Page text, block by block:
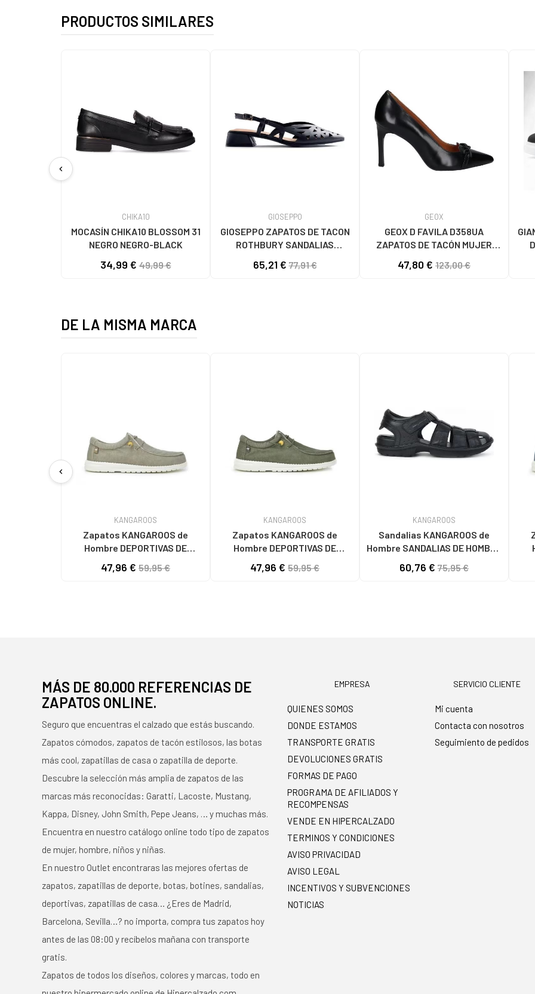
PRODUCTOS SIMILARES
chevron_left
CHIKA10
MOCASÍN CHIKA10 BLOSSOM 31
NEGRO NEGRO-BLACK
34,99 €49,99 €
GIOSEPPO
GIOSEPPO ZAPATOS DE TACON
ROTHBURY SANDALIAS
65,21 €77,91 €
GEOX
GEOX D FAVILA D358UA
ZAPATOS DE TACÓN MUJER
47,80 € 123,00 €
DE LA MISMA MARCA
chevron_left
KANGAROOS
Zapatos KANGAROOS de
Hombre DEPORTIVAS DE
TAUPE
47,96 € 59,95 €
KANGAROOS
Zapatos KANGAROOS de
Hombre DEPORTIVAS DE
KAKI
47,96 € 59,95 €
KANGAROOS
Sandalias KANGAROOS de
Hombre SANDALIAS DE HOMBRE
60,76 € 75,95 €
MÁS DE 80.000 REFERENCIAS DE
ZAPATOS ONLINE.
Seguro que encuentras el calzado que estás buscando.
Zapatos cómodos, zapatos de tacón estilosos, las botas
más cool, zapatillas de casa o zapatilla de deporte.
Descubre la selección más amplia de zapatos de las
marcas más reconocidas: Garatti, Lacoste, Mustang,
Kappa, Disney, John Smith, Pepe Jeans, … y muchas más.
Encuentra en nuestro catálogo online todo tipo de zapatos
de mujer, hombre, niños y niñas.
En nuestro Outlet encontraras las mejores ofertas de
zapatos, zapatillas de deporte, botas, botines, sandalias,
deportivas, zapatillas de casa… ¿Eres de Madrid,
Barcelona, Sevilla…? no importa, compra tus zapatos hoy
antes de las 08:00 y recíbelos mañana con transporte
gratis.
Zapatos de todos los diseños, colores y marcas, todo en
EMPRESA
QUIENES SOMOS
DONDE ESTAMOS
TRANSPORTE GRATIS
DEVOLUCIONES GRATIS
FORMAS DE PAGO
PROGRAMA DE AFILIADOS Y
RECOMPENSAS
VENDE EN HIPERCALZADO
TERMINOS Y CONDICIONES
AVISO PRIVACIDAD
AVISO LEGAL
INCENTIVOS Y SUBVENCIONES
NOTICIAS
SERVICIO CLIENTE
Mi cuenta
Contacta con nosotros
Seguimiento de pedidos